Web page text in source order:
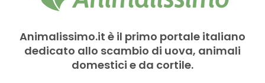
Animalissimo.it è il primo portale italiano
dedicato allo scambio di uova, animali
domestici e da cortile.